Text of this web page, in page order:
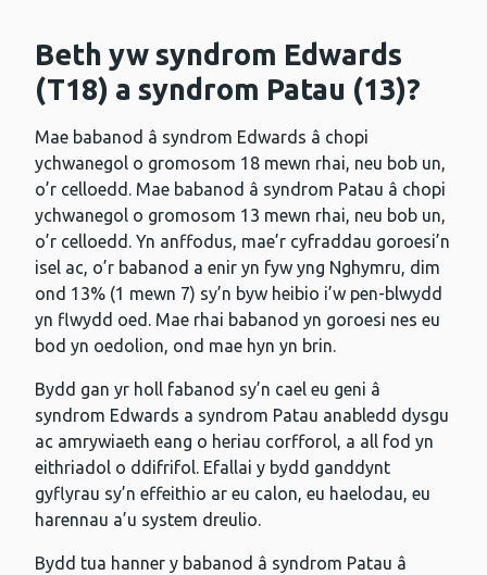
Beth yw syndrom Edwards
(T18) a syndrom Patau (13)?
Mae babanod â syndrom Edwards â chopi
ychwanegol o gromosom 18 mewn rhai, neu bob un,
o’r celloedd. Mae babanod â syndrom Patau â chopi
ychwanegol o gromosom 13 mewn rhai, neu bob un,
o’r celloedd. Yn anffodus, mae’r cyfraddau goroesi’n
isel ac, o’r babanod a enir yn fyw yng Nghymru, dim
ond 13% (1 mewn 7) sy’n byw heibio i’w pen-blwydd
yn flwydd oed. Mae rhai babanod yn goroesi nes eu
bod yn oedolion, ond mae hyn yn brin.
Bydd gan yr holl fabanod sy’n cael eu geni â
syndrom Edwards a syndrom Patau anabledd dysgu
ac amrywiaeth eang o heriau corfforol, a all fod yn
eithriadol o ddifrifol. Efallai y bydd ganddynt
gyflyrau sy’n effeithio ar eu calon, eu haelodau, eu
harennau a’u system dreulio.
Bydd tua hanner y babanod â syndrom Patau â